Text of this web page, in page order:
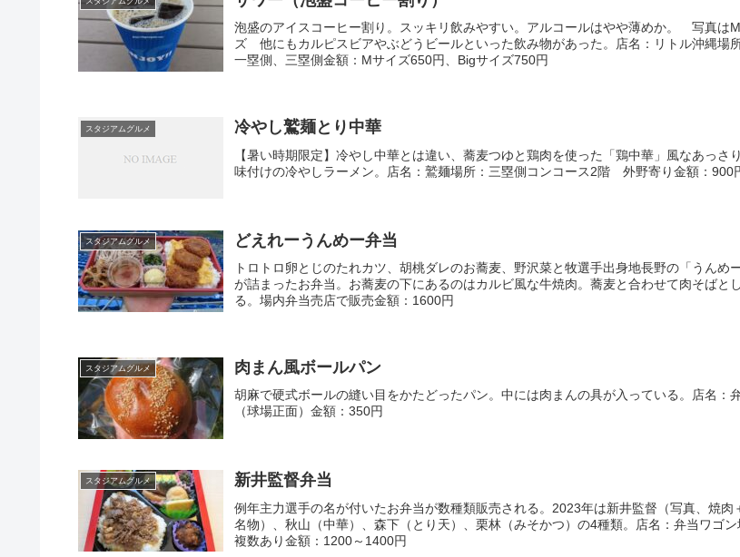
泡盛のアイスコーヒー割り。スッキリ飲みやすい。アルコールはやや薄めか。 写真は
ズ 他にもカルピスビアやぶどうビールといった飲み物があった。店名：リトル沖縄場
一塁側、三塁側金額：Mサイズ650円、Bigサイズ750円
スタジアムグルメ 冷やし鷲麺とり中華
【暑い時期限定】冷やし中華とは違い、蕎麦つゆと鶏肉を使った「鶏中華」風なあっさ
味付けの冷やしラーメン。店名：鷲麺場所：三塁側コンコース2階 外野寄り金額：900
スタジアムグルメ どえれーうんめー弁当
トロトロ卵とじのたれカツ、胡桃ダレのお蕎麦、野沢菜と牧選手出身地長野の「うんめー
が詰まったお弁当。お蕎麦の下にあるのはカルビ風な牛焼肉。蕎麦と合わせて肉そばと
る。場内弁当売店で販売金額：1600円
スタジアムグルメ 肉まん風ボールパン
胡麻で硬式ボールの縫い目をかたどったパン。中には肉まんの具が入っている。店名：
（球場正面）金額：350円
スタジアムグルメ 新井監督弁当
例年主力選手の名が付いたお弁当が数種類販売される。2023年は新井監督（写真、焼肉
名物）、秋山（中華）、森下（とり天）、栗林（みそかつ）の4種類。店名：弁当ワゴン
複数あり金額：1200～1400円